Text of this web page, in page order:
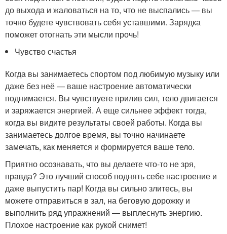
до выхода и жаловаться на то, что не выспались — вы
точно будете чувствовать себя уставшими. Зарядка
поможет отогнать эти мысли прочь!
Чувство счастья
Когда вы занимаетесь спортом под любимую музыку или
даже без неё — ваше настроение автоматически
поднимается. Вы чувствуете прилив сил, тело двигается
и заряжается энергией. А еще сильнее эффект тогда,
когда вы видите результаты своей работы. Когда вы
занимаетесь долгое время, вы точно начинаете
замечать, как меняется и формируется ваше тело.
Приятно осознавать, что вы делаете что-то не зря,
правда? Это лучший способ поднять себе настроение и
даже выпустить пар! Когда вы сильно злитесь, вы
можете отправиться в зал, на беговую дорожку и
выполнить ряд упражнений — выплеснуть энергию.
Плохое настроение как рукой снимет!